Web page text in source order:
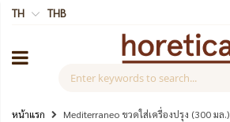
TH
THB
หน้าแรก Mediterraneo ขวดใส่เครื่องปรุง (300 มล.)